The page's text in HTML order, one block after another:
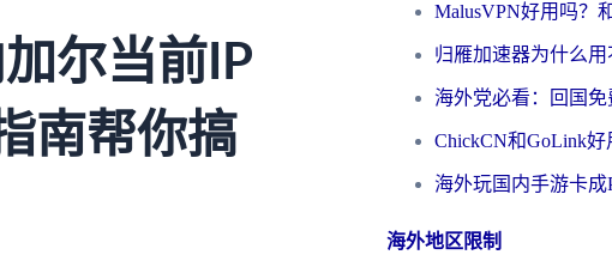
尔当前IP
南帮你搞
海外地区限制